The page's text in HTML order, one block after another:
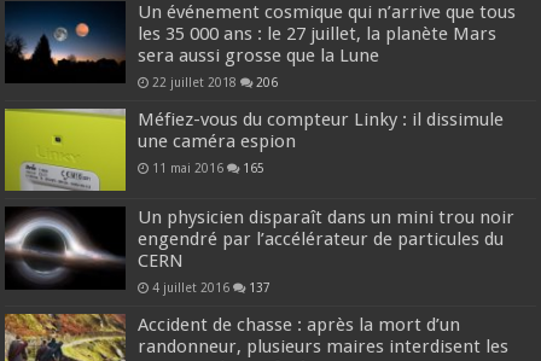
Un événement cosmique qui n’arrive que tous
les 35 000 ans : le 27 juillet, la planète Mars
sera aussi grosse que la Lune
22 juillet 2018 206
Méfiez-vous du compteur Linky : il dissimule
une caméra espion
11 mai 2016 165
Un physicien disparaît dans un mini trou noir
engendré par l’accélérateur de particules du
CERN
4 juillet 2016 137
Accident de chasse : après la mort d’un
randonneur, plusieurs maires interdisent les